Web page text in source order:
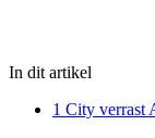
In dit artikel
1 City verrast